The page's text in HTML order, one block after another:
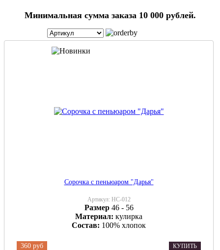
Минимальная сумма заказа 10 000 рублей.
Сорочка с пеньюаром "Дарья"
Артикул: НС-012
Размер 46 - 56
Материал: кулирка
Состав: 100% хлопок
360 руб КУПИТЬ